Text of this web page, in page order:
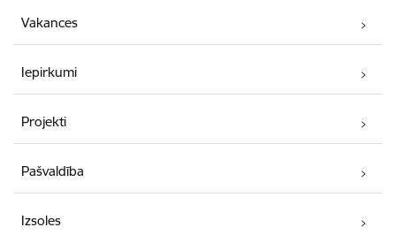
Vakances
Iepirkumi
Projekti
Pašvaldība
Izsoles